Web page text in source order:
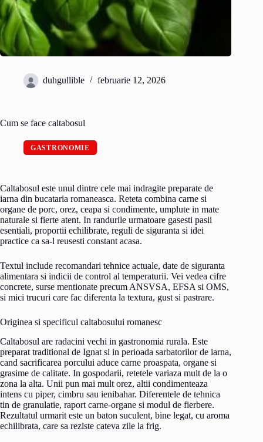
duhgullible februarie 12, 2026
Cum se face caltabosul
GASTRONOMIE
Caltabosul este unul dintre cele mai indragite preparate de
iarna din bucataria romaneasca. Reteta combina carne si
organe de porc, orez, ceapa si condimente, umplute in mate
naturale si fierte atent. In randurile urmatoare gasesti pasii
esentiali, proportii echilibrate, reguli de siguranta si idei
practice ca sa-l reusesti constant acasa.
Textul include recomandari tehnice actuale, date de siguranta
alimentara si indicii de control al temperaturii. Vei vedea cifre
concrete, surse mentionate precum ANSVSA, EFSA si OMS,
si mici trucuri care fac diferenta la textura, gust si pastrare.
Originea si specificul caltabosului romanesc
Caltabosul are radacini vechi in gastronomia rurala. Este
preparat traditional de Ignat si in perioada sarbatorilor de iarna,
cand sacrificarea porcului aduce carne proaspata, organe si
grasime de calitate. In gospodarii, retetele variaza mult de la o
zona la alta. Unii pun mai mult orez, altii condimenteaza
intens cu piper, cimbru sau ienibahar. Diferentele de tehnica
tin de granulatie, raport carne-organe si modul de fierbere.
Rezultatul urmarit este un baton suculent, bine legat, cu aroma
echilibrata, care sa reziste cateva zile la frig.